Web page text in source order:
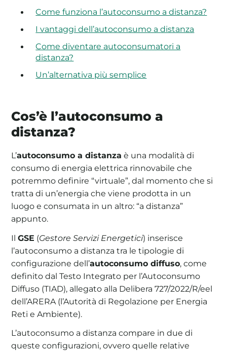
Come funziona l’autoconsumo a distanza?
I vantaggi dell’autoconsumo a distanza
Come diventare autoconsumatori a
distanza?
Un’alternativa più semplice
Cos’è l’autoconsumo a
distanza?
L’autoconsumo a distanza è una modalità di
consumo di energia elettrica rinnovabile che
potremmo definire “virtuale”, dal momento che si
tratta di un’energia che viene prodotta in un
luogo e consumata in un altro: “a distanza”
appunto.
IlGSE (Gestore Servizi Energetici) inserisce
l’autoconsumo a distanza tra le tipologie di
configurazione dell’autoconsumo diffuso, come
definito dal Testo Integrato per l’Autoconsumo
Diffuso (TIAD), allegato alla Delibera 727/2022/R/eel
dell’ARERA (l’Autorità di Regolazione per Energia
Reti e Ambiente).
L’autoconsumo a distanza compare in due di
queste configurazioni, ovvero quelle relative